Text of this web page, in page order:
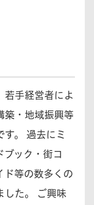
若手経営者によ
築・地域振興等
す。 過去にミ
ブック・街コ
ド等の数多くの
した。 ご興味